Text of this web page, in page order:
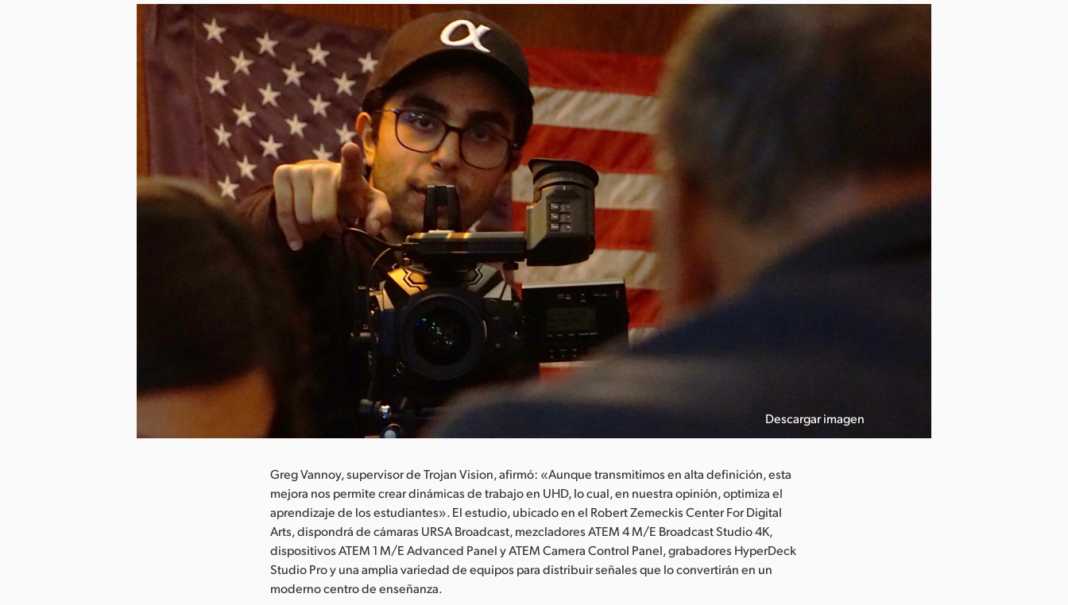
Descargar imagen
Greg Vannoy, supervisor de Trojan Vision, afirmó: «Aunque transmitimos en alta definición, esta
mejora nos permite crear dinámicas de trabajo en UHD, lo cual, en nuestra opinión, optimiza el
aprendizaje de los estudiantes». El estudio, ubicado en el Robert Zemeckis Center For Digital
Arts, dispondrá de cámaras URSA Broadcast, mezcladores ATEM 4 M/E Broadcast Studio 4K,
dispositivos ATEM 1 M/E Advanced Panel y ATEM Camera Control Panel, grabadores HyperDeck
Studio Pro y una amplia variedad de equipos para distribuir señales que lo convertirán en un
moderno centro de enseñanza.